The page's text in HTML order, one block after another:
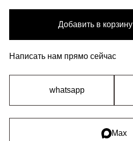
Добавить в корзину
Написать нам прямо сейчас
whatsapp
Max